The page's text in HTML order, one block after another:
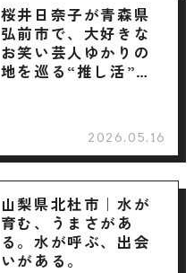
桜井日奈子が青森県
弘前市で、大好きな
お笑い芸人ゆかりの
地を巡る“推し活”旅
2026.05.16
山梨県北杜市｜水が
育む、うまさがあ
る。水が呼ぶ、出会
いがある。